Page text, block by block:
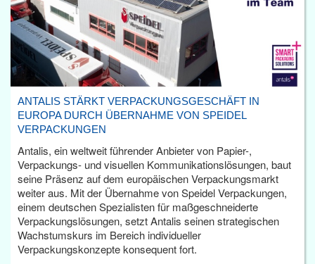
ANTALIS STÄRKT VERPACKUNGSGESCHÄFT IN
EUROPA DURCH ÜBERNAHME VON SPEIDEL
VERPACKUNGEN
Antalis, ein weltweit führender Anbieter von Papier-,
Verpackungs- und visuellen Kommunikationslösungen, baut
seine Präsenz auf dem europäischen Verpackungsmarkt
weiter aus. Mit der Übernahme von Speidel Verpackungen,
einem deutschen Spezialisten für maßgeschneiderte
Verpackungslösungen, setzt Antalis seinen strategischen
Wachstumskurs im Bereich individueller
Verpackungskonzepte konsequent fort.